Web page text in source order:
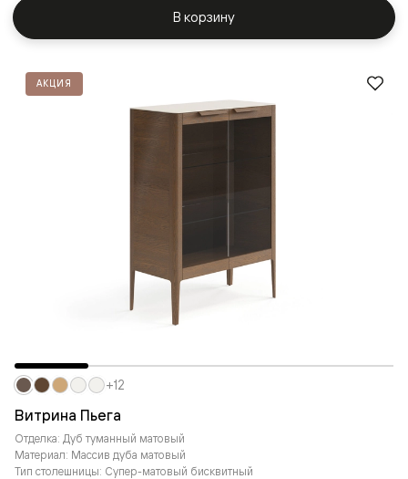
В корзину
АКЦИЯ
Витрина Пьега
Отделка: Дуб туманный матовый
Материал: Массив дуба матовый
Тип столешницы: Супер-матовый бисквитный
+12